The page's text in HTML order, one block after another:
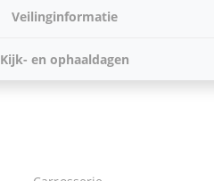
Veilinginformatie
Kijk- en ophaaldagen